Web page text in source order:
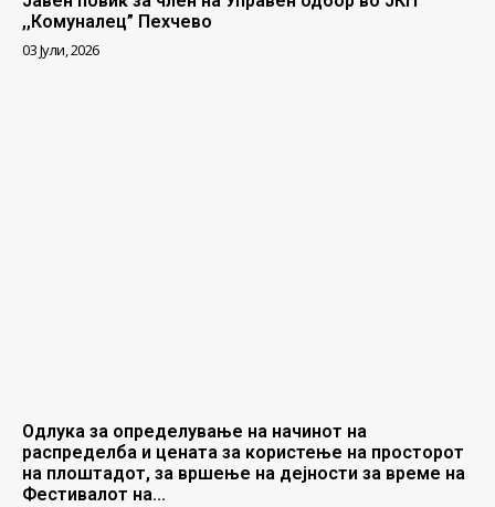
,,Комуналец” Пехчево
03 Јули, 2026
Одлука за определување на начинот на
распределба и цената за користење на просторот
на плоштадот, за вршење на дејности за време на
Фестивалот на...